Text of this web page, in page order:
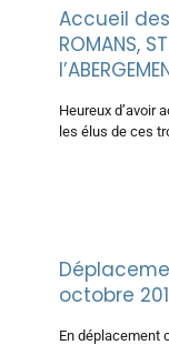
Accueil
ROMANS,
Heureux d’avoir
les élus de ces
octobre
En déplacement